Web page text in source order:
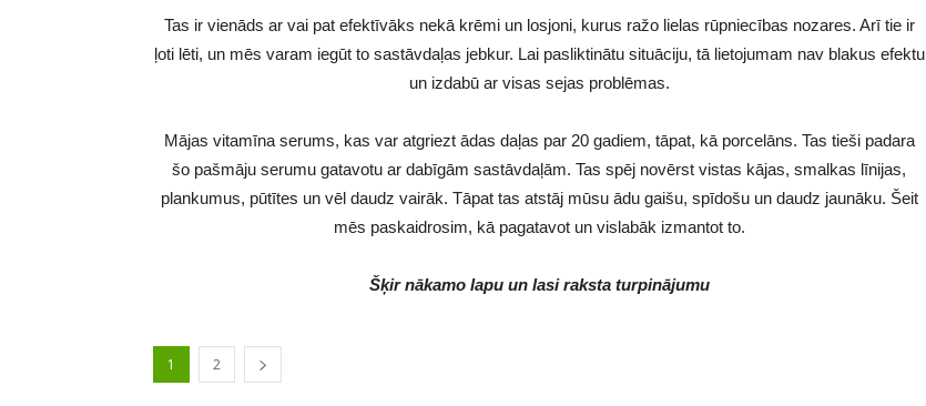
Tas ir vienāds ar vai pat efektīvāks nekā krēmi un losjoni, kurus ražo lielas rūpniecības nozares. Arī tie ir
ļoti lēti, un mēs varam iegūt to sastāvdaļas jebkur. Lai pasliktinātu situāciju, tā lietojumam nav blakus efektu
un izdabū ar visas sejas problēmas.
Mājas vitamīna serums, kas var atgriezt ādas daļas par 20 gadiem, tāpat, kā porcelāns. Tas tieši padara
šo pašmāju serumu gatavotu ar dabīgām sastāvdaļām. Tas spēj novērst vistas kājas, smalkas līnijas,
plankumus, pūtītes un vēl daudz vairāk. Tāpat tas atstāj mūsu ādu gaišu, spīdošu un daudz jaunāku. Šeit
mēs paskaidrosim, kā pagatavot un vislabāk izmantot to.
Šķir nākamo lapu un lasi raksta turpinājumu
1 2